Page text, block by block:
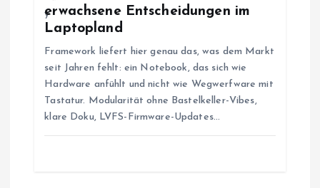
erwachsene Entscheidungen im
Laptopland
Framework liefert hier genau das, was dem Markt
seit Jahren fehlt: ein Notebook, das sich wie
Hardware anfühlt und nicht wie Wegwerfware mit
Tastatur. Modularität ohne Bastelkeller-Vibes,
klare Doku, LVFS-Firmware-Updates…